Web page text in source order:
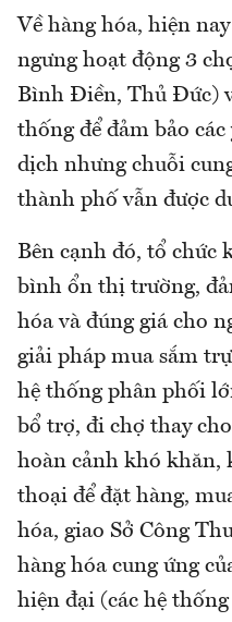
Về hàng hóa, hiện
ngưng hoạt động 3
Bình Điền, Thủ Đức)
thống để đảm bảo
dịch nhưng chuỗi
thành phố vẫn được
Bên cạnh đó, tổ chức
bình ổn thị trường,
hóa và đúng giá cho
giải pháp mua sắm
hệ thống phân phối
bổ trợ, đi chợ thay
hoàn cảnh khó khăn,
thoại để đặt hàng,
hóa, giao Sở Công
hàng hóa cung ứng
hiện đại (các hệ